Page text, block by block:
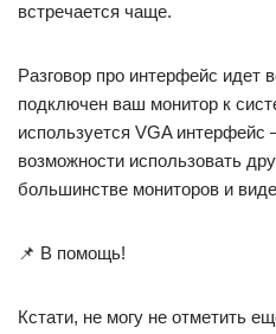
встречается чаще.
Разговор про интерфейс идет
подключен ваш монитор к
используется VGA интерфейс
возможности использовать
большинстве мониторов и
📌 В помощь!
Кстати, не могу не отметить